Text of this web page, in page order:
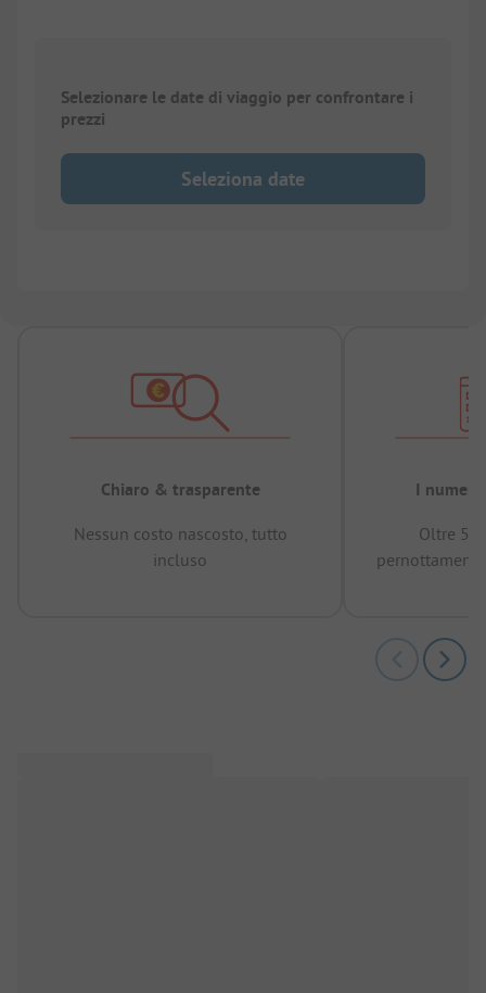
Selezionare le date di viaggio per confrontare i
prezzi
Seleziona date
Chiaro & trasparente
Nessun costo nascosto, tutto
incluso
I numeri
Oltre